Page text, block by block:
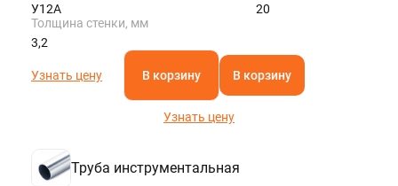
У12А
20
Толщина стенки, мм
3,2
Узнать цену В корзину В корзину
Узнать цену
Труба инструментальная